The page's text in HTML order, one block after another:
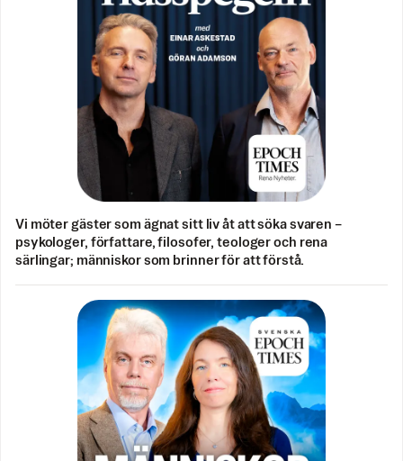
Vi möter gäster som ägnat sitt liv åt att söka svaren –
psykologer, författare, filosofer, teologer och rena
särlingar; människor som brinner för att förstå.